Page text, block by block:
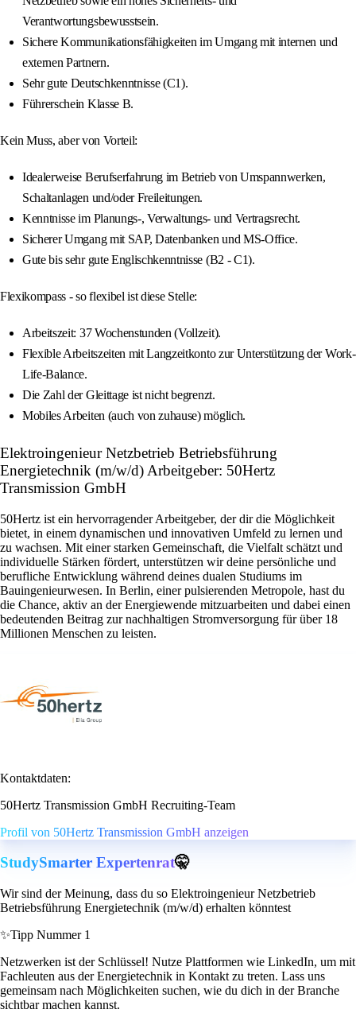
Verantwortungsbewusstsein.
Sichere Kommunikationsfähigkeiten im Umgang mit internen und
externen Partnern.
Sehr gute Deutschkenntnisse (C1).
Führerschein Klasse B.
Kein Muss, aber von Vorteil:
Idealerweise Berufserfahrung im Betrieb von Umspannwerken,
Schaltanlagen und/oder Freileitungen.
Kenntnisse im Planungs-, Verwaltungs- und Vertragsrecht.
Sicherer Umgang mit SAP, Datenbanken und MS-Office.
Gute bis sehr gute Englischkenntnisse (B2 - C1).
Flexikompass - so flexibel ist diese Stelle:
Arbeitszeit: 37 Wochenstunden (Vollzeit).
Flexible Arbeitszeiten mit Langzeitkonto zur Unterstützung der Work-
Life-Balance.
Die Zahl der Gleittage ist nicht begrenzt.
Mobiles Arbeiten (auch von zuhause) möglich.
Elektroingenieur Netzbetrieb Betriebsführung
Energietechnik (m/w/d) Arbeitgeber: 50Hertz
Transmission GmbH
50Hertz ist ein hervorragender Arbeitgeber, der dir die Möglichkeit
bietet, in einem dynamischen und innovativen Umfeld zu lernen und
zu wachsen. Mit einer starken Gemeinschaft, die Vielfalt schätzt und
individuelle Stärken fördert, unterstützen wir deine persönliche und
berufliche Entwicklung während deines dualen Studiums im
Bauingenieurwesen. In Berlin, einer pulsierenden Metropole, hast du
die Chance, aktiv an der Energiewende mitzuarbeiten und dabei einen
bedeutenden Beitrag zur nachhaltigen Stromversorgung für über 18
Millionen Menschen zu leisten.
Kontaktdaten:
50Hertz Transmission GmbH Recruiting-Team
Profil von 50Hertz Transmission GmbH anzeigen
StudySmarter Expertenrat🤫
Wir sind der Meinung, dass du so Elektroingenieur Netzbetrieb
Betriebsführung Energietechnik (m/w/d) erhalten könntest
✨Tipp Nummer 1
Netzwerken ist der Schlüssel! Nutze Plattformen wie LinkedIn, um mit
Fachleuten aus der Energietechnik in Kontakt zu treten. Lass uns
gemeinsam nach Möglichkeiten suchen, wie du dich in der Branche
sichtbar machen kannst.